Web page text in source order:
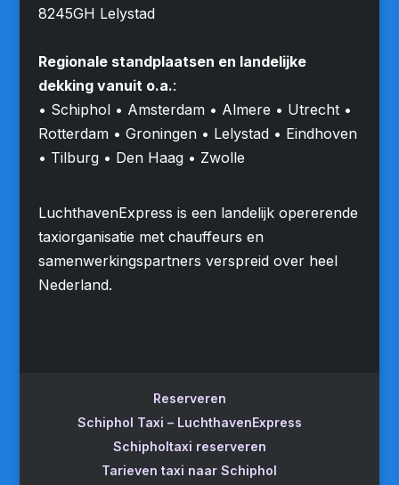
8245GH Lelystad
Regionale standplaatsen en landelijke
dekking vanuit o.a.:
• Schiphol • Amsterdam • Almere • Utrecht •
Rotterdam • Groningen • Lelystad • Eindhoven
• Tilburg • Den Haag • Zwolle
LuchthavenExpress is een landelijk opererende
taxiorganisatie met chauffeurs en
samenwerkingspartners verspreid over heel
Nederland.
Reserveren
Schiphol Taxi – LuchthavenExpress
Schipholtaxi reserveren
Tarieven taxi naar Schiphol